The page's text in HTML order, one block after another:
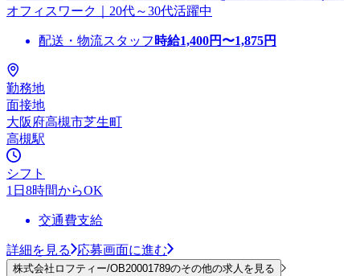
オフィスワーク｜20代～30代活躍中
配送・物流スタッフ 時給1,400円〜1,875円
勤務地
面接地
大阪府高槻市芝生町
高槻駅
シフト
1日8時間からOK
交通費支給
詳細を見る 応募画面に進む
株式会社ロフティー/OB20001789のその他の求人を見る